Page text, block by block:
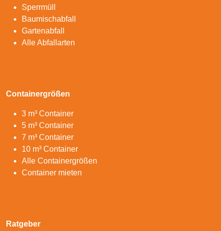
Sperrmüll
Baumischabfall
Gartenabfall
Alle Abfallarten
Containergrößen
3 m³ Container
5 m³ Container
7 m³ Container
10 m³ Container
Alle Containergrößen
Container mieten
Ratgeber